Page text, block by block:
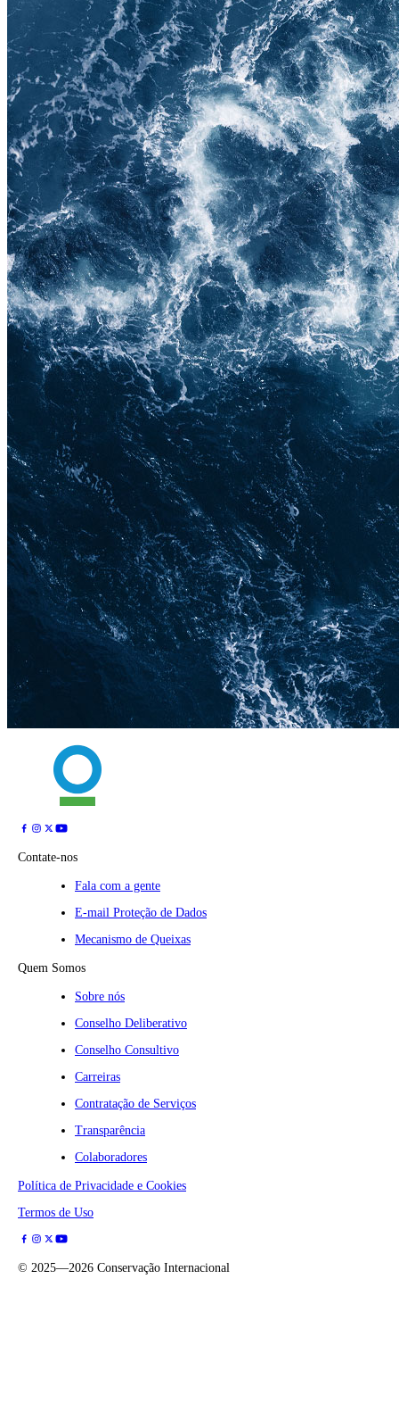
Contate-nos
Fala com a gente
E-mail Proteção de Dados
Mecanismo de Queixas
Quem Somos
Sobre nós
Conselho Deliberativo
Conselho Consultivo
Carreiras
Contratação de Serviços
Transparência
Colaboradores
Política de Privacidade e Cookies
Termos de Uso
© 2025—2026 Conservação Internacional